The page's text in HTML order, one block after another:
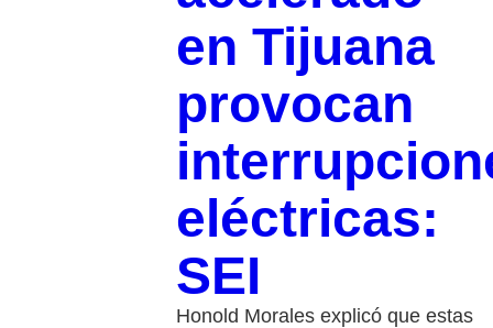
en Tijuana
provocan
eléctricas:
SEI
Honold Morales explicó que estas